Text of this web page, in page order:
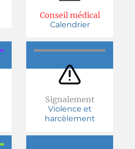
Conseil médical
Calendrier
Signalement
Violence et
harcèlement